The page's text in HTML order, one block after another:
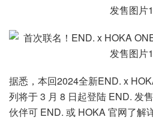
据悉，本回2024全新END. x
列将于 3 月 8 日起登陆 END. 发
伙伴可 END. 或 HOKA 官网了解详